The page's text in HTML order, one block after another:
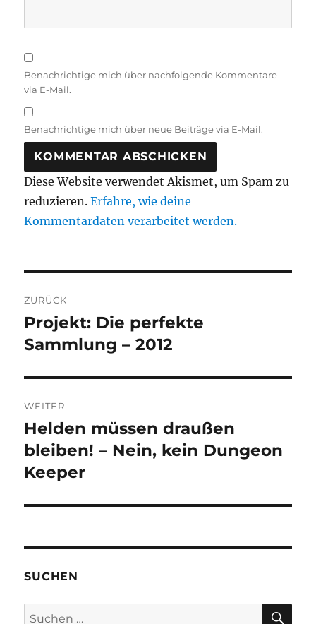
Benachrichtige mich über nachfolgende Kommentare
via E-Mail.
Benachrichtige mich über neue Beiträge via E-Mail.
Diese Website verwendet Akismet, um Spam zu
reduzieren.Erfahre, wie deine
Kommentardaten verarbeitet werden.
ZURÜCK
Vorheriger
Beitrag:
Projekt: Die perfekte
Sammlung – 2012
WEITER
Nächster
Beitrag:
Helden müssen draußen
bleiben! – Nein, kein Dungeon
Keeper
SUCHEN
Suchen